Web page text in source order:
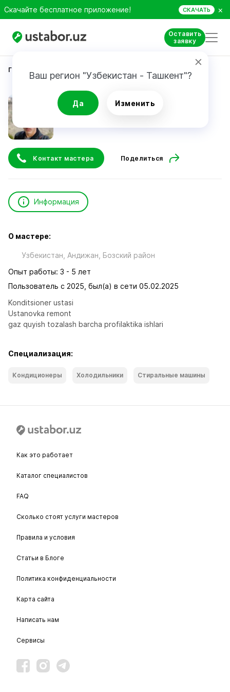
Скачайте бесплатное приложение! СКАЧАТЬ ×
Оставить
заявку
Ваш регион "Узбекистан - Ташкент"?
Да Изменить
Главная Ремонт техники
Ergashev A.
Контакт мастера Поделиться
Информация
О мастере:
Узбекистан, Андижан, Бозский район
Опыт работы: 3 - 5 лет
Пользователь с 2025, был(а) в сети 05.02.2025
Konditsioner ustasi
Ustanovka remont
gaz quyish tozalash barcha profilaktika ishlari
Специализация:
Кондиционеры Холодильники Стиральные машины
Как это работает
Каталог специалистов
FAQ
Сколько стоят услуги мастеров
Правила и условия
Статьи в Блоге
Политика конфиденциальности
Карта сайта
Написать нам
Сервисы